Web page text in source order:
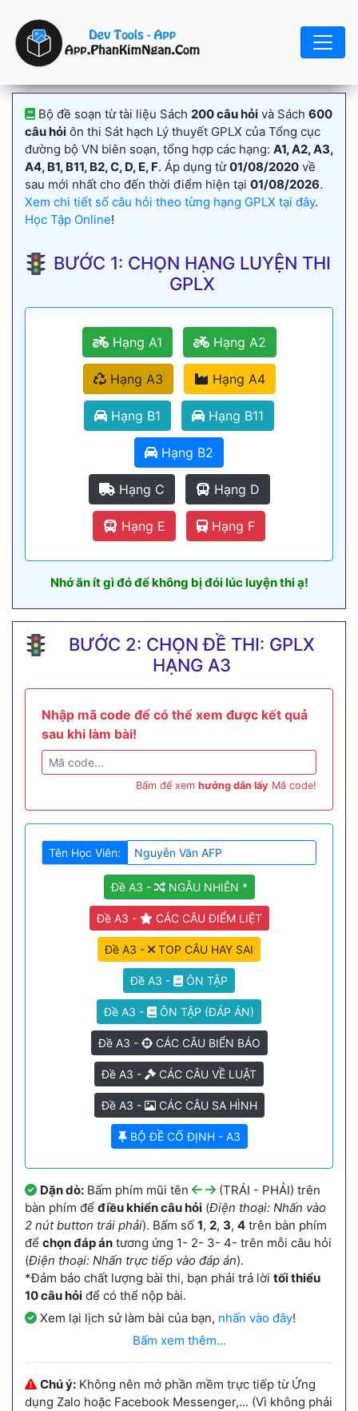
Bộ đề soạn từ tài liệu Sách 200 câu hỏi và Sách 600
câu hỏi ôn thi Sát hạch Lý thuyết GPLX của Tổng cục
đường bộ VN biên soạn, tổng hợp các hạng: A1, A2, A3,
A4, B1, B11, B2, C, D, E, F. Áp dụng từ01/08/2020 về
sau mới nhất cho đến thời điểm hiện tại 01/08/2026.
Xem chi tiết số câu hỏi theo từng hạng GPLX tại đây.
Học Tập Online!
BƯỚC 1: CHỌN HẠNG LUYỆN THI
GPLX
Hạng A1 Hạng A2
Hạng A3 Hạng A4
Hạng B1 Hạng B11
Hạng B2
Hạng C Hạng D
Hạng E Hạng F
Nhớ ăn ít gì đó để không bị đói lúc luyện thi ạ!
BƯỚC 2: CHỌN ĐỀ THI: GPLX
HẠNG A3
Nhập mã code để có thể xem được kết quả
sau khi làm bài!
Bấm để xem hướng dẫn lấy Mã code!
Tên Học Viên:
Đề A3 - NGẪU NHIÊN *
Đề A3 - CÁC CÂU ĐIỂM LIỆT
Đề A3 - TOP CÂU HAY SAI
Đề A3 - ÔN TẬP
Đề A3 - ÔN TẬP (ĐÁP ÁN)
Đề A3 - CÁC CÂU BIỂN BÁO
Đề A3 - CÁC CÂU VỀ LUẬT
Đề A3 - CÁC CÂU SA HÌNH
BỘ ĐỀ CỐ ĐỊNH - A3
Dặn dò: Bấm phím mũi tên
(TRÁI - PHẢI) trên
bàn phím để điều khiển câu hỏi (Điện thoại: Nhấn vào
2 nút button trái phải). Bấm số 1, 2, 3, 4 trên bàn phím
để chọn đáp án tương ứng 1- 2- 3- 4- trên mỗi câu hỏi
(Điện thoại: Nhấn trực tiếp vào đáp án).
*Đảm bảo chất lượng bài thi, bạn phải trả lời tối thiểu
10 câu hỏi để có thể nộp bài.
Xem lại lịch sử làm bài của bạn, nhấn vào đây!
Bấm xem thêm...
Chú ý: Không nên mở phần mềm trực tiếp từ Ứng
dụng Zalo hoặc Facebook Messenger,... (Vì không phải